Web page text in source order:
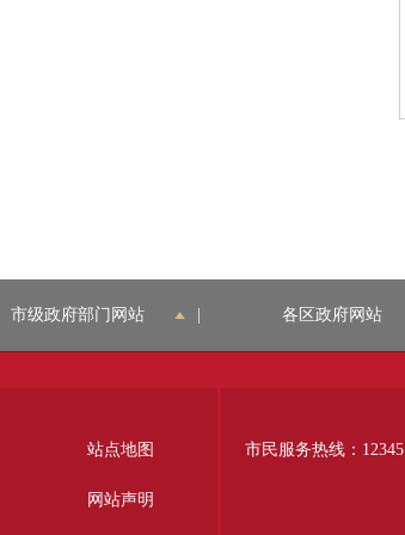
市级政府部门网站 各区政府网站
站点地图
网站声明
市民服务热线：12345